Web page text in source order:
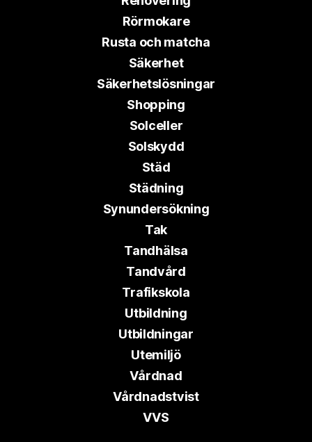
Rörmokare
Rusta och matcha
Säkerhet
Säkerhetslösningar
Shopping
Solceller
Solskydd
Städ
Städning
Synundersökning
Tak
Tandhälsa
Tandvård
Trafikskola
Utbildning
Utbildningar
Utemiljö
Vårdnad
Vårdnadstvist
VVS